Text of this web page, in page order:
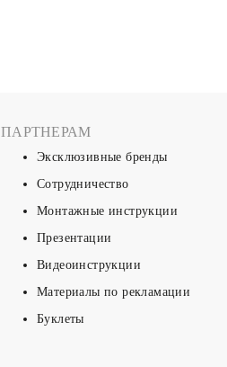
ПАРТНЕРАМ
Эксклюзивные бренды
Сотрудничество
Монтажные инструкции
Презентации
Видеоинструкции
Материалы по рекламации
Буклеты